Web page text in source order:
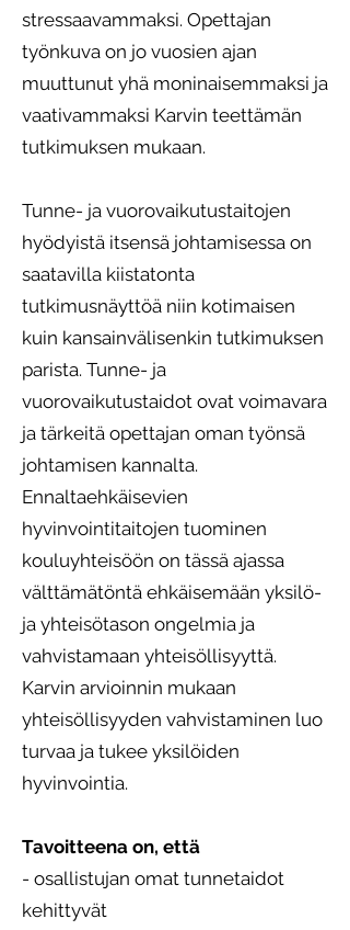
stressaavammaksi. Opettajan
työnkuva on jo vuosien ajan
muuttunut yhä moninaisemmaksi ja
vaativammaksi Karvin teettämän
tutkimuksen mukaan.
Tunne- ja vuorovaikutustaitojen
hyödyistä itsensä johtamisessa on
saatavilla kiistatonta
tutkimusnäyttöä niin kotimaisen
kuin kansainvälisenkin tutkimuksen
parista. Tunne- ja
vuorovaikutustaidot ovat voimavara
ja tärkeitä opettajan oman työnsä
johtamisen kannalta.
Ennaltaehkäisevien
hyvinvointitaitojen tuominen
kouluyhteisöön on tässä ajassa
välttämätöntä ehkäisemään yksilö-
ja yhteisötason ongelmia ja
vahvistamaan yhteisöllisyyttä.
Karvin arvioinnin mukaan
yhteisöllisyyden vahvistaminen luo
turvaa ja tukee yksilöiden
hyvinvointia.
Tavoitteena on, että
- osallistujan omat tunnetaidot
kehittyvät